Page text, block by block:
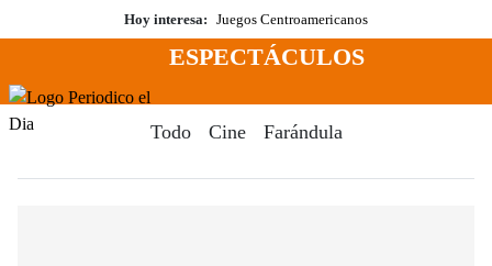
al
Hoy interesa: Juegos Centroamericanos
Menú
ESPECTÁCULOS
Todo Cine Farándula